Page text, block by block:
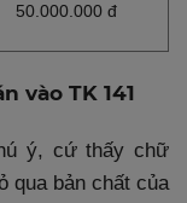
50.000.000 đ
vào TK 141
ý, cứ thấy chữ
qua bản chất của